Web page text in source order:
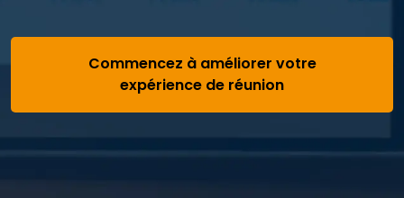
Commencez à améliorer votre
expérience de réunion